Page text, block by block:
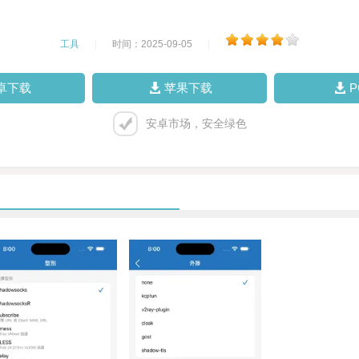
工具 时间：2025-09-05
下载 苹果下载
安卓市场，安全绿色